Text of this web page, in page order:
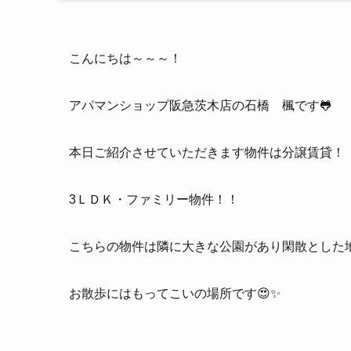
こんにちは～～～！
アパマンショップ阪急茨木店の石橋 楓です🐸
本日ご紹介させていただきます物件は分譲賃貸！
3ＬＤＫ・ファミリー物件！！
こちらの物件は隣に大きな公園があり閑散とした
お散歩にはもってこいの場所です😍✨